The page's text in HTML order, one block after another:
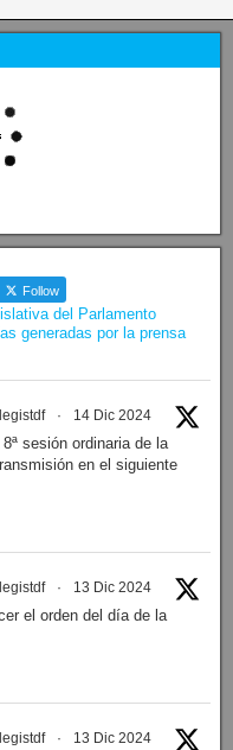
Follow
del Parlamento
generadas por la prensa
· 14 Dic 2024
sesión ordinaria de la
en el siguiente
· 13 Dic 2024
el orden del día de la
· 13 Dic 2024